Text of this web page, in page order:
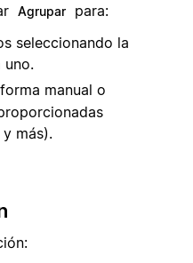
Agrupar
para:
seleccionando la
uno.
manual o
más).